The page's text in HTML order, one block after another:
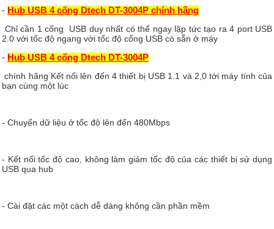
- Hub USB 4 cổng Dtech DT-3004P chính hãng
Chỉ cần 1 cổng USB duy nhất có thể ngay lập tức tạo ra 4 port USB
2.0 với tốc độ ngang với tốc độ cổng USB có sẵn ở máy
- Hub USB 4 cổng Dtech DT-3004P
chính hãng Kết nối lên đến 4 thiết bị USB 1.1 và 2,0 tới máy tính của
bạn cùng một lúc
- Chuyển dữ liệu ở tốc độ lên đến 480Mbps
- Kết nối tốc độ cao, không làm giảm tốc độ của các thiết bị sử dụng
USB qua hub
- Cài đặt các một cách dễ dàng không cần phần mềm